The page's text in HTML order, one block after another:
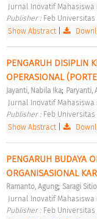
Jurnal Inovatif Mahasiswa
Publisher : Feb
Show Abstract|
PENGARUH DISIPLIN
OPERASIONAL
Jayanti, Nabila Ika; Paryanti,
Jurnal Inovatif Mahasiswa
Publisher : Feb
Show Abstract|
PENGARUH BUDAYA
ORGANISASIONAL
Ramanto, Agung; Saragi
Jurnal Inovatif Mahasiswa
Publisher : Feb